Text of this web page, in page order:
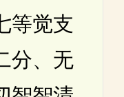
等觉支
分、无